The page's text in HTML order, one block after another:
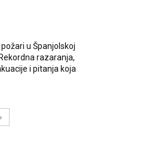
u Španjolskoj
razaranja,
i pitanja koja